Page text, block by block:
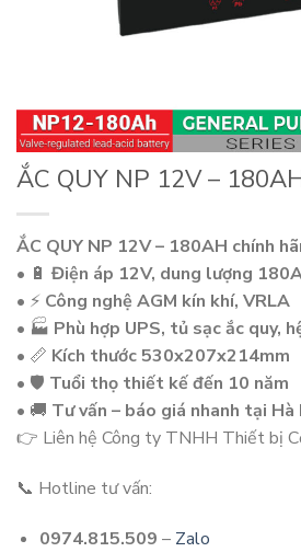
ẮC QUY NP 12V –
ẮC QUY NP 12V – 180AH chính
• 🔋 Điện áp 12V, dung lượng
• ⚡ Công nghệ AGM kín khí, VRLA
• 🏭 Phù hợp UPS, tủ sạc ắc quy,
• 📏 Kích thước 530x207x214mm
• 🛡️ Tuổi thọ thiết kế đến 10 năm
• 🚚 Tư vấn – báo giá nhanh tại Hà
👉 Liên hệ Công ty TNHH Thiết bị
📞 Hotline tư vấn:
0974.815.509 – Zalo